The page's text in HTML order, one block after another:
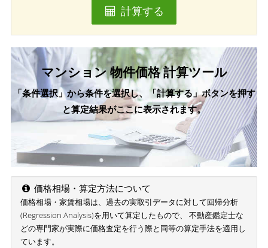
計算する
マンション 物件価格 計算ツール
「条件選択」から条件を選択し、「計算する」ボタンを押す
と算定結果がここに表示されます。
価格相場・算定方法について
価格相場・家賃相場は、過去の実取引データに対して回帰分析
(Regression Analysis)を用いて算定したもので、 不動産鑑定士な
どの専門家が実際に価格査定を行う際と同等の算定手法を適用し
ています。